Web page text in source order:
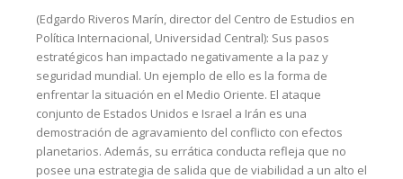
(Edgardo Riveros Marín, director del Centro de Estudios en
Política Internacional, Universidad Central): Sus pasos
estratégicos han impactado negativamente a la paz y
seguridad mundial. Un ejemplo de ello es la forma de
enfrentar la situación en el Medio Oriente. El ataque
conjunto de Estados Unidos e Israel a Irán es una
demostración de agravamiento del conflicto con efectos
planetarios. Además, su errática conducta refleja que no
posee una estrategia de salida que de viabilidad a un alto el